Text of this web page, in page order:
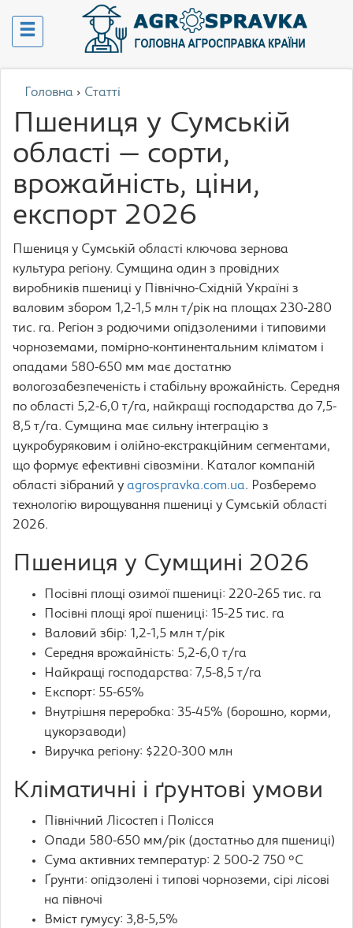
Головна › Статті
Пшениця у Сумській
області — сорти,
врожайність, ціни,
експорт 2026
Пшениця у Сумській області ключова зернова
культура регіону. Сумщина один з провідних
виробників пшениці у Північно-Східній Україні з
валовим збором 1,2-1,5 млн т/рік на площах 230-280
тис. га. Регіон з родючими опідзоленими і типовими
чорноземами, помірно-континентальним кліматом і
опадами 580-650 мм має достатню
вологозабезпеченість і стабільну врожайність. Середня
по області 5,2-6,0 т/га, найкращі господарства до 7,5-
8,5 т/га. Сумщина має сильну інтеграцію з
цукробуряковим і олійно-екстракційним сегментами,
що формує ефективні сівозміни. Каталог компаній
області зібраний у agrospravka.com.ua. Розберемо
технологію вирощування пшениці у Сумській області
2026.
Пшениця у Сумщині 2026
Посівні площі озимої пшениці: 220-265 тис. га
Посівні площі ярої пшениці: 15-25 тис. га
Валовий збір: 1,2-1,5 млн т/рік
Середня врожайність: 5,2-6,0 т/га
Найкращі господарства: 7,5-8,5 т/га
Експорт: 55-65%
Внутрішня переробка: 35-45% (борошно, корми,
цукорзаводи)
Виручка регіону: $220-300 млн
Кліматичні і ґрунтові умови
Північний Лісостеп і Полісся
Опади 580-650 мм/рік (достатньо для пшениці)
Сума активних температур: 2 500-2 750 °C
Ґрунти: опідзолені і типові чорноземи, сірі лісові
на півночі
Вміст гумусу: 3,8-5,5%